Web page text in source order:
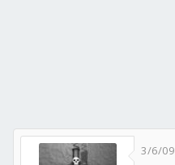
3/6/09